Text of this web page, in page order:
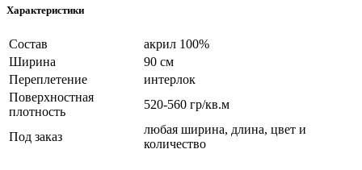
Характеристики
Состав
акрил 100%
Ширина
90 см
Переплетение
интерлок
Поверхностная
плотность
520-560 гр/кв.м
Под заказ
любая ширина, длина, цвет и
количество